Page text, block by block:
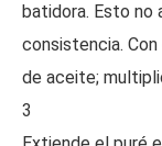
batidora. Esto no
consistencia.
de aceite;
3